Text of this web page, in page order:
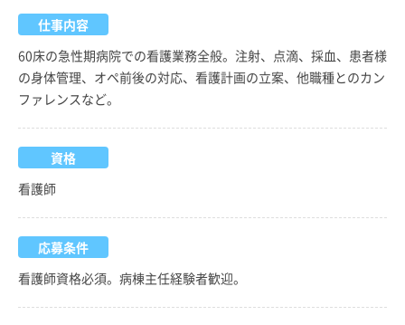
仕事内容
60床の急性期病院での看護業務全般。注射、点滴、採血、患者様
の身体管理、オペ前後の対応、看護計画の立案、他職種とのカン
ファレンスなど。
資格
看護師
応募条件
看護師資格必須。病棟主任経験者歓迎。